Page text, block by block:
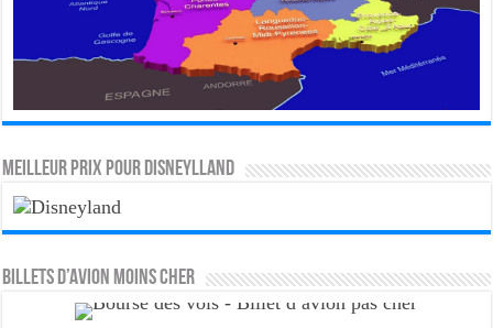
MEILLEUR PRIX POUR DISNEYLLAND
Billets d’avion moins cher